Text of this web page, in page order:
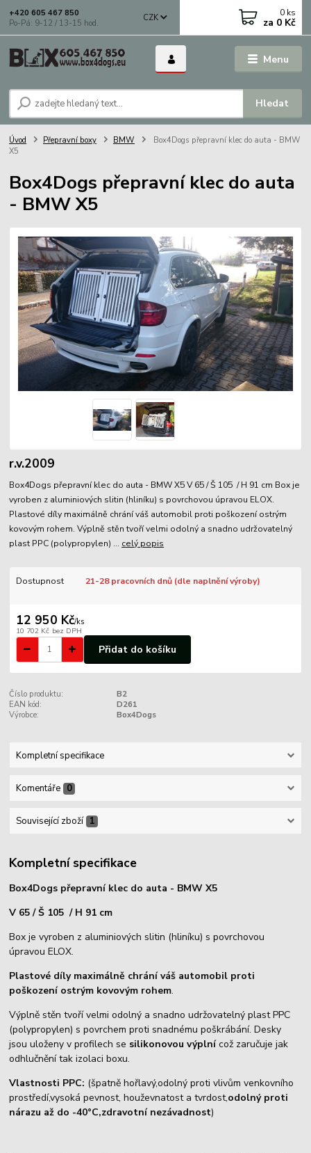
Menu
CZK
Hledat
+420 605 467 850
Po-Pá: 9-12 / 13-15 hod.
0 ks
za 0 Kč
Úvod Přepravní boxy BMW
Box4Dogs přepravní klec do auta - BMW
X5
Box4Dogs přepravní klec do auta
- BMW X5
r.v.2009
Box4Dogs přepravní klec do auta - BMW X5 V 65 / Š 105 / H 91 cm Box je
vyroben z aluminiových slitin (hliníku) s povrchovou úpravou ELOX.
Plastové díly maximálně chrání váš automobil proti poškození ostrým
kovovým rohem. Výplně stěn tvoří velmi odolný a snadno udržovatelný
plast PPC (polypropylen) ... celý popis
Dostupnost 21-28 pracovních dnů (dle naplnění výroby)
12 950 Kč/ks
10 702 Kč bez DPH
Přidat do košíku
Číslo produktu:
B2
EAN kód:
D261
Výrobce:
Box4Dogs
Kompletní specifikace
Komentáře 0
Související zboží 1
Kompletní specifikace
Box4Dogs přepravní klec do auta - BMW X5
V 65 / Š 105 / H 91 cm
Box je vyroben z aluminiových slitin (hliníku) s povrchovou
úpravou ELOX.
Plastové díly maximálně chrání váš automobil proti
poškození ostrým kovovým rohem.
Výplně stěn tvoří velmi odolný a snadno udržovatelný plast PPC
(polypropylen) s povrchem proti snadnému poškrábání. Desky
jsou uloženy v profilech se silikonovou výplnícož zaručuje jak
odhlučnění tak izolaci boxu.
Vlastnosti PPC: (špatně hořlavý,odolný proti vlivům venkovního
prostředí,vysoká pevnost, houževnatost a tvrdost,odolný proti
nárazu až do -40°C,zdravotní nezávadnost)